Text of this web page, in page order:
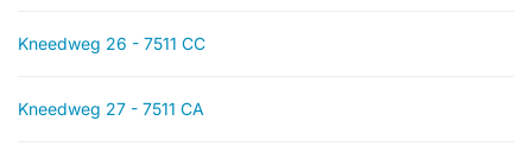
Kneedweg 26 - 7511 CC
Kneedweg 27 - 7511 CA